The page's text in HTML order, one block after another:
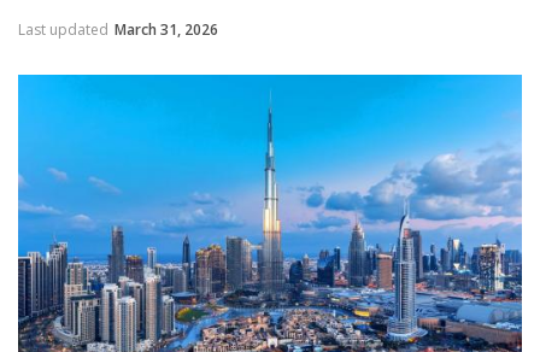
Last updated March 31, 2026